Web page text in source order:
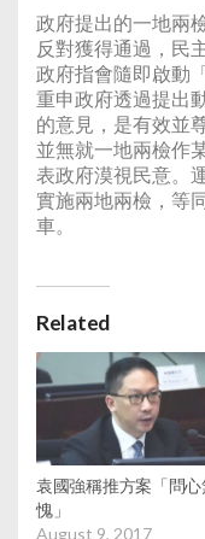
政府提出的一地兩
反對獲得通過，民
政府指會隨即啟動
重申政府透過提出
的意見，是有效並
並無就一地兩檢作
表政府漠視民意。
實施兩地兩檢，等
車。
Related
袁國強稱推方案「問
愧」
August 9, 2017